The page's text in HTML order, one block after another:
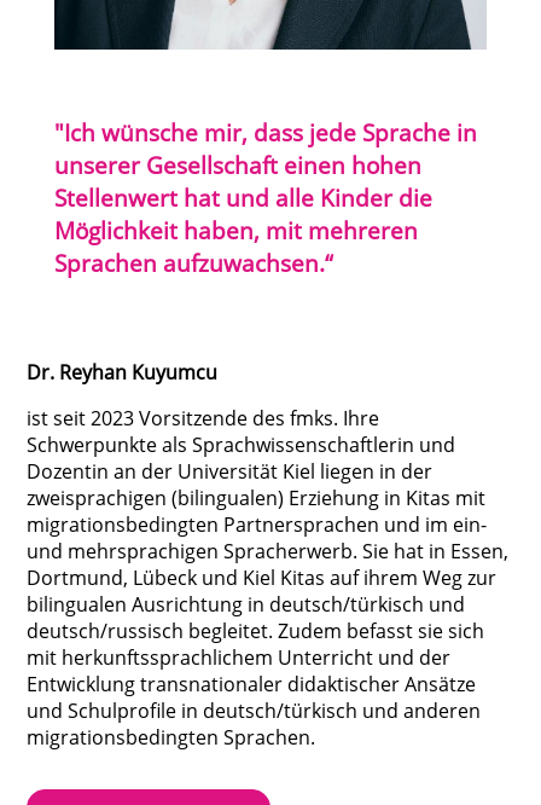
"Ich wünsche mir, dass jede Sprache in
unserer Gesellschaft einen hohen
Stellenwert hat und alle Kinder die
Möglichkeit haben, mit mehreren
Sprachen aufzuwachsen.“
Dr. Reyhan Kuyumcu
ist seit 2023 Vorsitzende des fmks. Ihre
Schwerpunkte als Sprachwissenschaftlerin und
Dozentin an der Universität Kiel liegen in der
zweisprachigen (bilingualen) Erziehung in Kitas mit
migrationsbedingten Partnersprachen und im ein-
und mehrsprachigen Spracherwerb. Sie hat in Essen,
Dortmund, Lübeck und Kiel Kitas auf ihrem Weg zur
bilingualen Ausrichtung in deutsch/türkisch und
deutsch/russisch begleitet. Zudem befasst sie sich
mit herkunftssprachlichem Unterricht und der
Entwicklung transnationaler didaktischer Ansätze
und Schulprofile in deutsch/türkisch und anderen
migrationsbedingten Sprachen.